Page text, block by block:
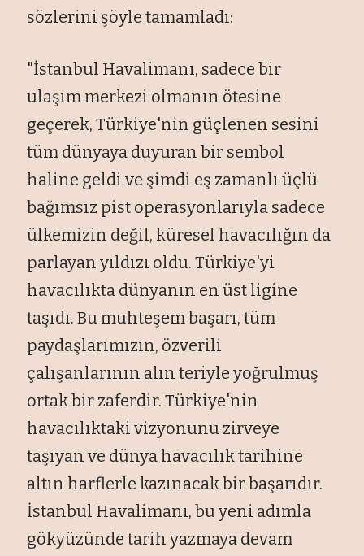
sözlerini şöyle tamamladı:
"İstanbul Havalimanı, sadece bir
ulaşım merkezi olmanın ötesine
geçerek, Türkiye'nin güçlenen sesini
tüm dünyaya duyuran bir sembol
haline geldi ve şimdi eş zamanlı üçlü
bağımsız pist operasyonlarıyla sadece
ülkemizin değil, küresel havacılığın da
parlayan yıldızı oldu. Türkiye'yi
havacılıkta dünyanın en üst ligine
taşıdı. Bu muhteşem başarı, tüm
paydaşlarımızın, özverili
çalışanlarının alın teriyle yoğrulmuş
ortak bir zaferdir. Türkiye'nin
havacılıktaki vizyonunu zirveye
taşıyan ve dünya havacılık tarihine
altın harflerle kazınacak bir başarıdır.
İstanbul Havalimanı, bu yeni adımla
gökyüzünde tarih yazmaya devam